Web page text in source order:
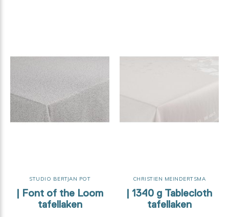
STUDIO BERTJAN POT
| Font of the Loom
tafellaken
CHRISTIEN MEINDERTSMA
| 1340 g Tablecloth
tafellaken